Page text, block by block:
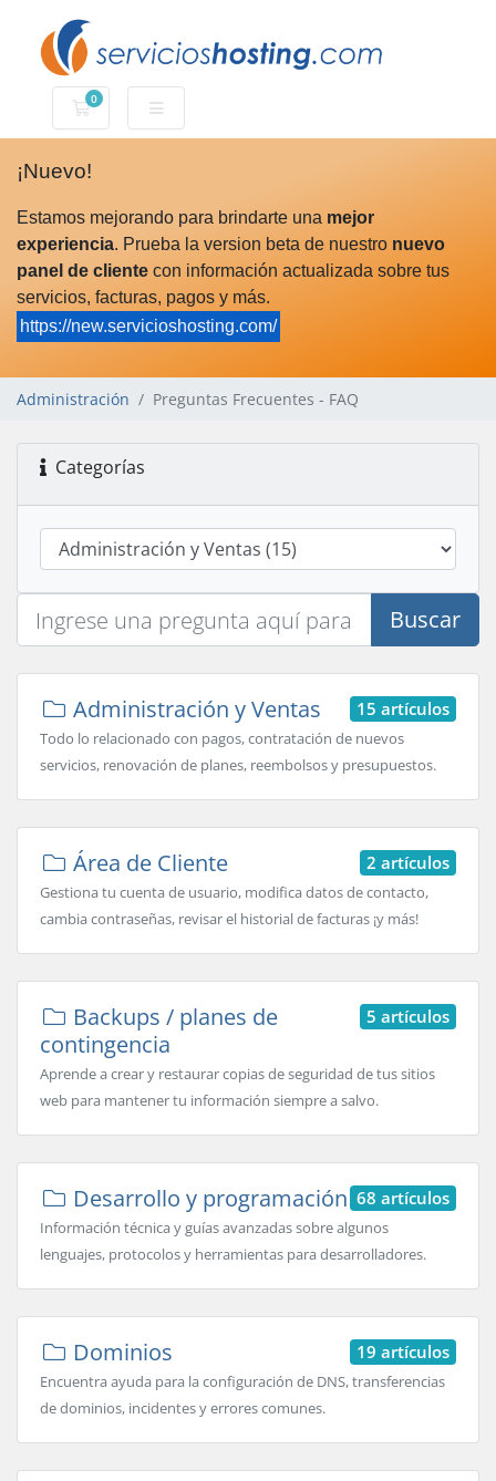
0
Carro de Pedidos
¡Nuevo!
Estamos mejorando para brindarte una mejor
experiencia. Prueba la version beta de nuestro nuevo
panel de cliente con información actualizada sobre tus
servicios, facturas, pagos y más.
https://new.servicioshosting.com/
Administración Preguntas Frecuentes - FAQ
Categorías
Buscar
15 artículos
Administración y Ventas
Todo lo relacionado con pagos, contratación de nuevos
servicios, renovación de planes, reembolsos y presupuestos.
2 artículos
Área de Cliente
Gestiona tu cuenta de usuario, modifica datos de contacto,
cambia contraseñas, revisar el historial de facturas ¡y más!
5 artículos
Backups / planes de
contingencia
Aprende a crear y restaurar copias de seguridad de tus sitios
web para mantener tu información siempre a salvo.
68 artículos
Desarrollo y programación
Información técnica y guías avanzadas sobre algunos
lenguajes, protocolos y herramientas para desarrolladores.
19 artículos
Dominios
Encuentra ayuda para la configuración de DNS, transferencias
de dominios, incidentes y errores comunes.